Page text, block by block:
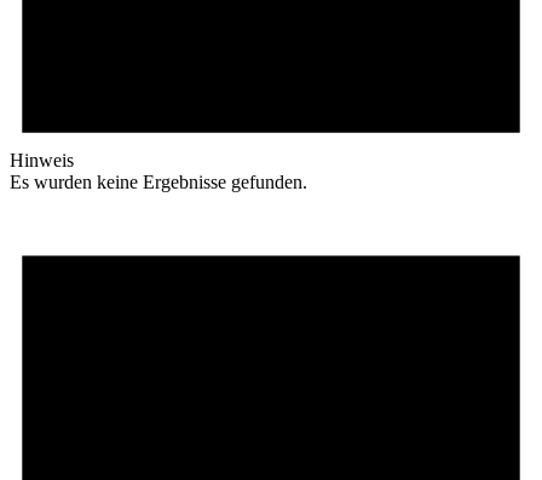
Hinweis
Es wurden keine Ergebnisse gefunden.